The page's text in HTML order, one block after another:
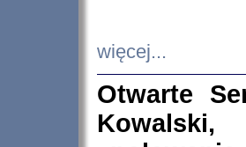
więcej...
Otwarte